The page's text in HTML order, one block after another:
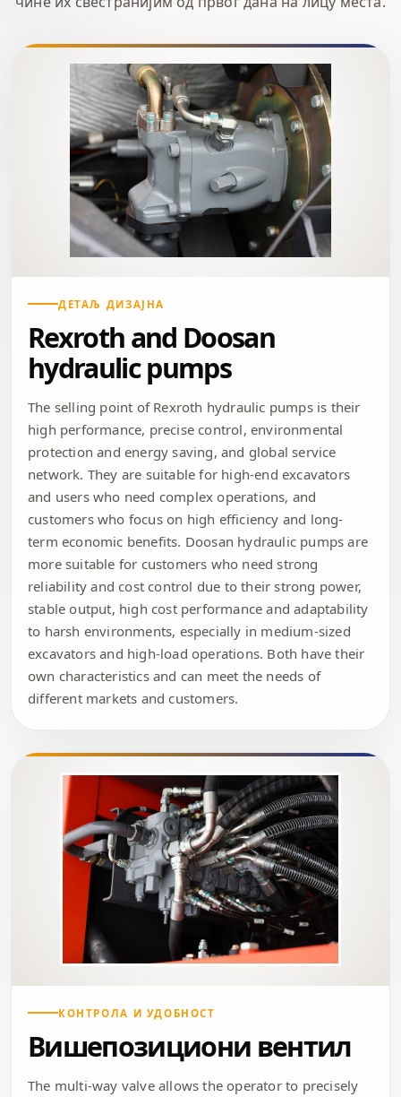
ДЕТАЉ ДИЗАЈНА
Rexroth and Doosan
hydraulic pumps
The selling point of Rexroth hydraulic pumps is their
high performance, precise control, environmental
protection and energy saving, and global service
network. They are suitable for high-end excavators
and users who need complex operations, and
customers who focus on high efficiency and long-
term economic benefits. Doosan hydraulic pumps are
more suitable for customers who need strong
reliability and cost control due to their strong power,
stable output, high cost performance and adaptability
to harsh environments, especially in medium-sized
excavators and high-load operations. Both have their
own characteristics and can meet the needs of
different markets and customers.
КОНТРОЛА И УДОБНОСТ
Вишепозициони вентил
The multi-way valve allows the operator to precisely